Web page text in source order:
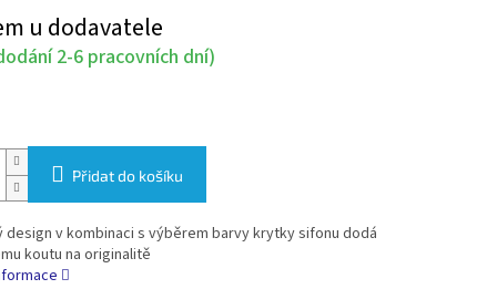
u dodavatele
2-6 pracovních dní)
Přidat do košíku
design v kombinaci s výběrem barvy krytky sifonu dodá
koutu na originalitě